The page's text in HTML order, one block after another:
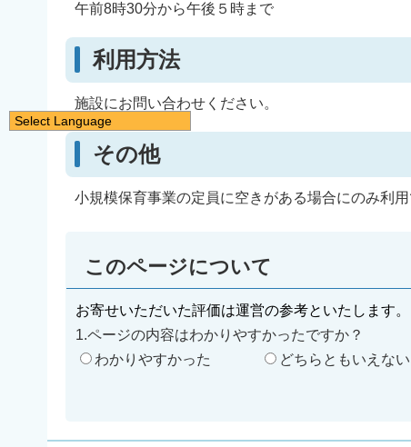
午前8時30分から午後５時まで
利用方法
施設にお問い合わせください。
その他
小規模保育事業の定員に空きがある場合にのみ利用
このページについて
お寄せいただいた評価は運営の参考といたします。
1.ページの内容はわかりやすかったですか？
わかりやすかった
どちらともいえない
Select Language